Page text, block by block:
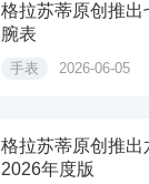
格拉苏蒂原创推出
腕表
手表 2026-06-05
格拉苏蒂原创推
2026年度版